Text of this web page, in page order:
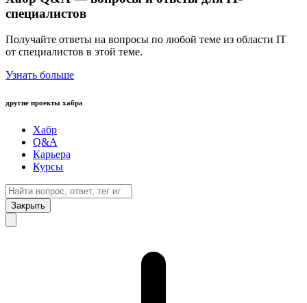
специалистов
Получайте ответы на вопросы по любой теме из области IT
от специалистов в этой теме.
Узнать больше
другие проекты хабра
Хабр
Q&A
Карьера
Курсы
Закрыть